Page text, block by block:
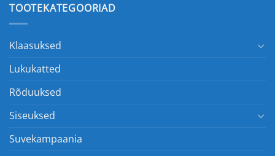
TOOTEKATEGOORIAD
Klaasuksed
Lukukatted
Rõduuksed
Siseuksed
Suvekampaania